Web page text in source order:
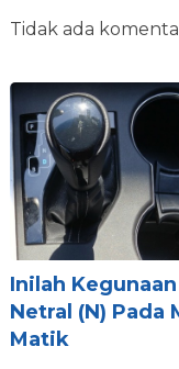
Tidak ada
Inilah
Netral (N) Pada
Matik